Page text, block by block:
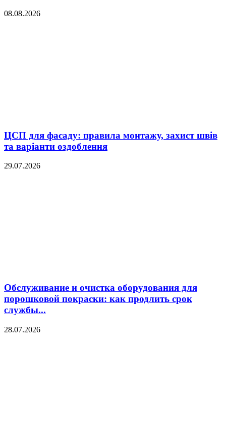
08.08.2026
ЦСП для фасаду: правила монтажу, захист швів
та варіанти оздоблення
29.07.2026
Обслуживание и очистка оборудования для
порошковой покраски: как продлить срок
службы...
28.07.2026